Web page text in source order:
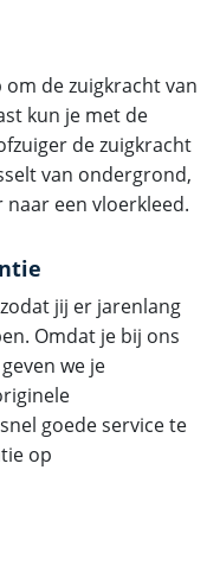
de zuigkracht van
kun je met de
de zuigkracht
van ondergrond,
een vloerkleed.
jij er jarenlang
Omdat je bij ons
we je
goede service te
op